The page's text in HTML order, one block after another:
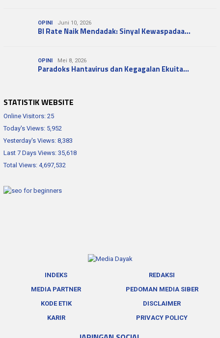
OPINI Juni 10, 2026
BI Rate Naik Mendadak: Sinyal Kewaspadaa…
OPINI Mei 8, 2026
Paradoks Hantavirus dan Kegagalan Ekuita…
STATISTIK WEBSITE
Online Visitors: 25
Today's Views: 5,952
Yesterday's Views: 8,383
Last 7 Days Views: 35,618
Total Views: 4,697,532
INDEKS
REDAKSI
MEDIA PARTNER
PEDOMAN MEDIA SIBER
KODE ETIK
DISCLAIMER
KARIR
PRIVACY POLICY